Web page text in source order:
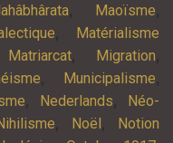
, Maoïsme,
,
Matérialisme
Matriarcat, Migration,
, Municipalisme,
, Nederlands,
Néo-
, Noël ,
Notion